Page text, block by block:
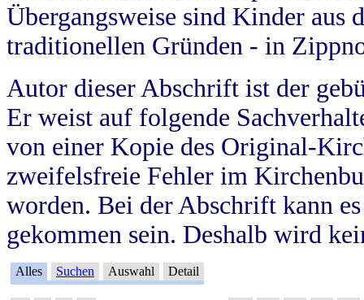
Übergangsweise sind Kinder aus
traditionellen Gründen - in
Autor dieser Abschrift ist der
Er weist auf folgende
von einer Kopie des Original-
zweifelsfreie Fehler im
worden. Bei der Abschrift kann
gekommen sein. Deshalb wird
Alles Suchen Auswahl Detail